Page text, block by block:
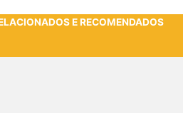
E RECOMENDADOS